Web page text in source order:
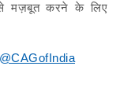
मज़बूत करने के लिए